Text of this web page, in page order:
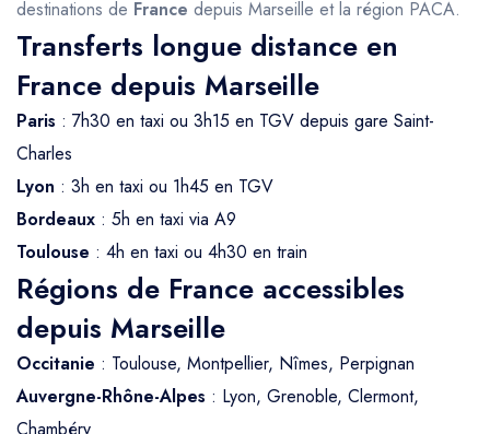
destinations de France depuis Marseille et la région PACA.
Transferts longue distance en
France depuis Marseille
Paris : 7h30 en taxi ou 3h15 en TGV depuis gare Saint-
Charles
Lyon : 3h en taxi ou 1h45 en TGV
Bordeaux : 5h en taxi via A9
Toulouse : 4h en taxi ou 4h30 en train
Régions de France accessibles
depuis Marseille
Occitanie : Toulouse, Montpellier, Nîmes, Perpignan
Auvergne-Rhône-Alpes : Lyon, Grenoble, Clermont,